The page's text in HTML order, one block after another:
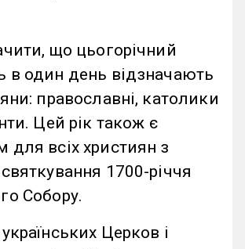
що цьогорічний
в один день відзначають
православні, католики
Цей рік також є
для всіх християн з
1700-річчя
Собору.
Церков і